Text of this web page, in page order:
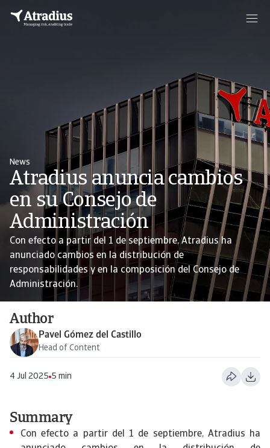
News
Atradius anuncia cambios
en su Consejo de
Administración
Con efecto a partir del 1 de septiembre, Atradius ha
anunciado cambios en la distribución de
responsabilidades y en la composición del Consejo de
Administración.
Author
Pavel Gómez del Castillo
Head of Content
4 Jul 2025 5 min
Summary
Con efecto a partir del 1 de septiembre, Atradius ha